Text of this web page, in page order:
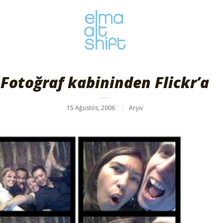
Fotoğraf kabininden Flickr’a
15 Ağustos, 2006 Arşiv